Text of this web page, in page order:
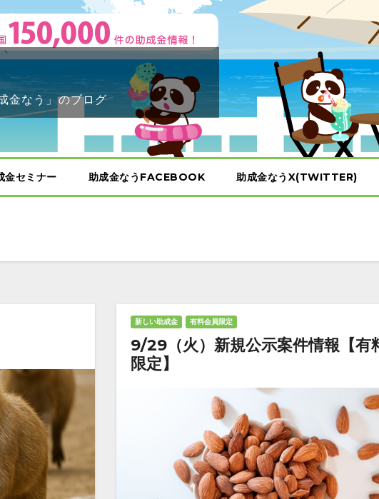
金なう」のブログ
金セミナー 助成金なうFACEBOOK 助成金なうX(TWITTER)
新しい助成金 有料会員限定
9/29（火）新規公示案件情報【有
限定】